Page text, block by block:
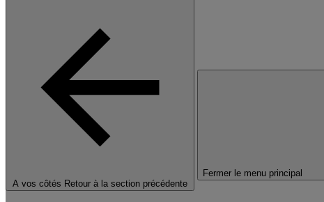
A vos côtés Retour à la section précédente
Fermer le menu principal